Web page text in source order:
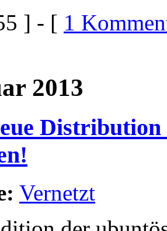
] - [ 1
2013
Vernetzt